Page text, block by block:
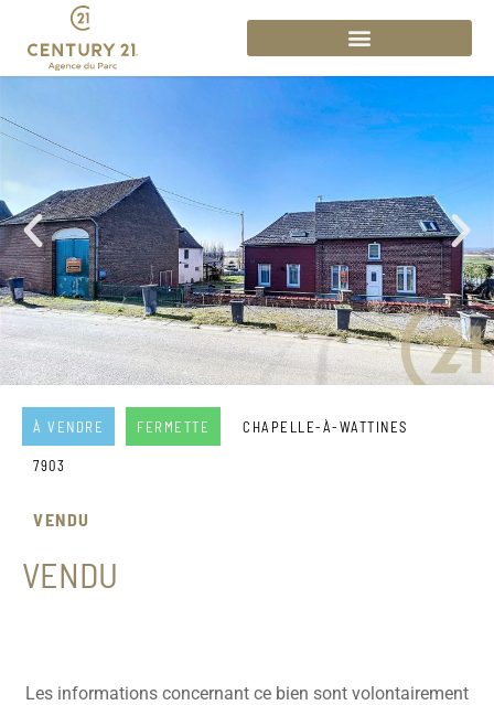
À VENDRE FERMETTE CHAPELLE-À-WATTINES
7903
VENDU
VENDU
Les informations concernant ce bien sont volontairement